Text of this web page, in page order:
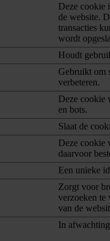
Deze cookie
de website.
transacties
wordt
Houdt
Gebruikt om
verbeteren.
Deze cookie
en bots.
Slaat de
Deze cookie
daarvoor
Een unieke
Zorgt voor
verzoeken te
van de
In afwachting